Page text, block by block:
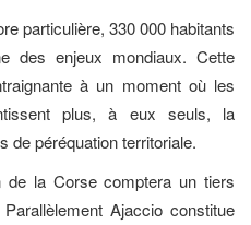
particulière, 330 000 habitants
des enjeux mondiaux. Cette
à un moment où les
plus, à eux seuls, la
de péréquation territoriale.
de la Corse comptera un tiers
Ajaccio constitue